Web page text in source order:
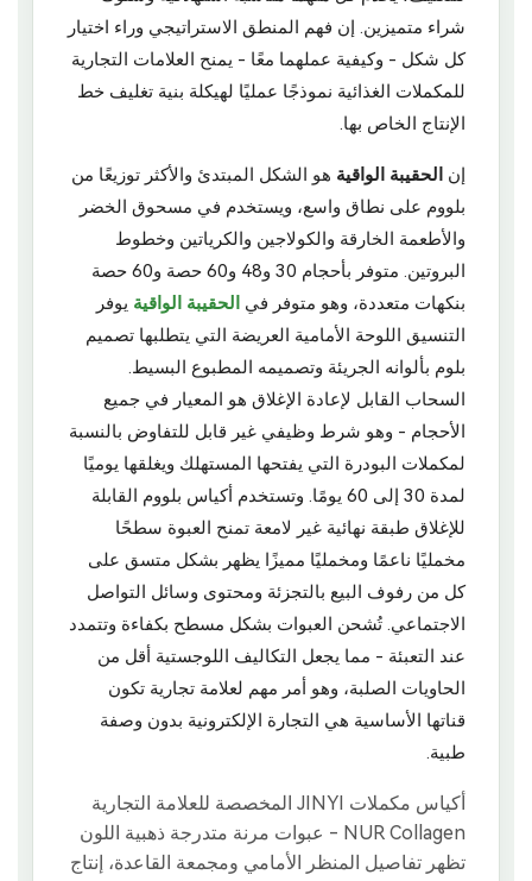
شراء متميزين. إن فهم المنطق الاستراتيجي وراء اختيار
كل شكل - وكيفية عملهما معًا - يمنح العلامات التجارية
للمكملات الغذائية نموذجًا عمليًا لهيكلة بنية تغليف خط
الإنتاج الخاص بها.
إن الحقيبة الواقية هو الشكل المبتدئ والأكثر توزيعًا من
بلووم على نطاق واسع، ويستخدم في مسحوق الخضر
والأطعمة الخارقة والكولاجين والكرياتين وخطوط
البروتين. متوفر بأحجام 30 و48 و60 حصة و60 حصة
بنكهات متعددة، وهو متوفر في الحقيبة الواقية يوفر
التنسيق اللوحة الأمامية العريضة التي يتطلبها تصميم
بلوم بألوانه الجريئة وتصميمه المطبوع البسيط.
السحاب القابل لإعادة الإغلاق هو المعيار في جميع
الأحجام - وهو شرط وظيفي غير قابل للتفاوض بالنسبة
لمكملات البودرة التي يفتحها المستهلك ويغلقها يوميًا
لمدة 30 إلى 60 يومًا. وتستخدم أكياس بلووم القابلة
للإغلاق طبقة نهائية غير لامعة تمنح العبوة سطحًا
مخمليًا ناعمًا ومخمليًا مميزًا يظهر بشكل متسق على
كل من رفوف البيع بالتجزئة ومحتوى وسائل التواصل
الاجتماعي. تُشحن العبوات بشكل مسطح بكفاءة وتتمدد
عند التعبئة - مما يجعل التكاليف اللوجستية أقل من
الحاويات الصلبة، وهو أمر مهم لعلامة تجارية تكون
قناتها الأساسية هي التجارة الإلكترونية بدون وصفة
طبية.